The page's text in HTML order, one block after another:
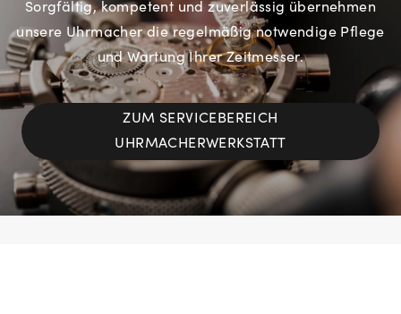
Sorgfältig, kompetent und zuverlässig übernehmen
unsere Uhrmacher die regelmäßig notwendige Pflege
und Wartung Ihrer Zeitmesser.
ZUM SERVICEBEREICH
UHRMACHERWERKSTATT